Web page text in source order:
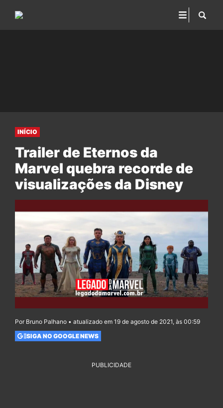
INÍCIO
Trailer de Eternos da
Marvel quebra recorde de
visualizações da Disney
Por Bruno Palhano • atualizado em 19 de agosto de 2021, às 00:59
SIGA NO GOOGLE NEWS
PUBLICIDADE